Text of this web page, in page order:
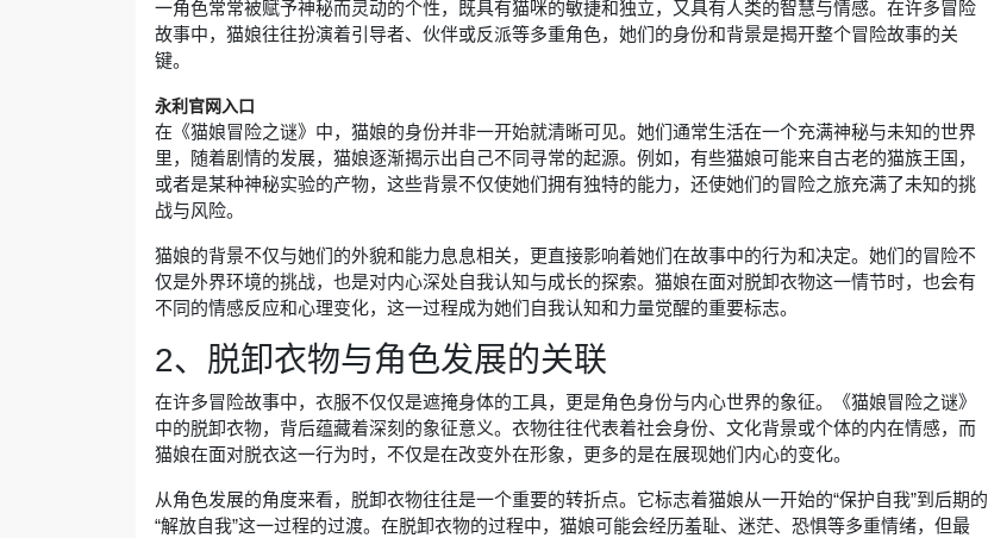
一角色常常被赋予神秘而灵动的个性，既具有猫咪的敏捷和独立，又具有人类的智慧与情感。在许多冒险
故事中，猫娘往往扮演着引导者、伙伴或反派等多重角色，她们的身份和背景是揭开整个冒险故事的关
键。
永利官网入口
在《猫娘冒险之谜》中，猫娘的身份并非一开始就清晰可见。她们通常生活在一个充满神秘与未知的世界
里，随着剧情的发展，猫娘逐渐揭示出自己不同寻常的起源。例如，有些猫娘可能来自古老的猫族王国，
或者是某种神秘实验的产物，这些背景不仅使她们拥有独特的能力，还使她们的冒险之旅充满了未知的挑
战与风险。
猫娘的背景不仅与她们的外貌和能力息息相关，更直接影响着她们在故事中的行为和决定。她们的冒险不
仅是外界环境的挑战，也是对内心深处自我认知与成长的探索。猫娘在面对脱卸衣物这一情节时，也会有
不同的情感反应和心理变化，这一过程成为她们自我认知和力量觉醒的重要标志。
2、脱卸衣物与角色发展的关联
在许多冒险故事中，衣服不仅仅是遮掩身体的工具，更是角色身份与内心世界的象征。《猫娘冒险之谜》
中的脱卸衣物，背后蕴藏着深刻的象征意义。衣物往往代表着社会身份、文化背景或个体的内在情感，而
猫娘在面对脱衣这一行为时，不仅是在改变外在形象，更多的是在展现她们内心的变化。
从角色发展的角度来看，脱卸衣物往往是一个重要的转折点。它标志着猫娘从一开始的“保护自我”到后期的
“解放自我”这一过程的过渡。在脱卸衣物的过程中，猫娘可能会经历羞耻、迷茫、恐惧等多重情绪，但最